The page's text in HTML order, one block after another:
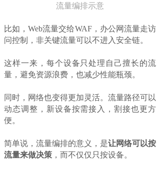
流量编排示意
比如，Web流量交给WAF，办公网流量走访
问控制，非关键流量可以不进入安全链。
这样一来，每个设备只处理自己擅长的流
量，避免资源浪费，也减少性能瓶颈。
同时，网络也变得更加灵活。流量路径可以
动态调整，新设备按需接入，割接也更方
便。
简单说，流量编排的意义，是让网络可以按
流量来做决策 ，而不仅仅只按设备。